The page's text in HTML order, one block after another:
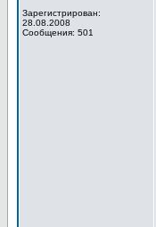
Зарегистрирован:
28.08.2008
Сообщения: 501